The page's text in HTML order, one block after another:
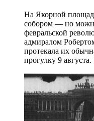
На Якорной
собором — но
февральской
адмиралом
протекала их
прогулку 9 августа.